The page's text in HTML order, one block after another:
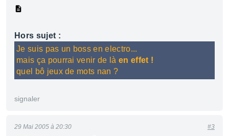
Hors sujet :
Je suis pas un boss en electro...
mais ça pourrai venir de là en effet !
quel bô jeux de mots nan ?
signaler
29 Mai 2005 à 20:30 #3